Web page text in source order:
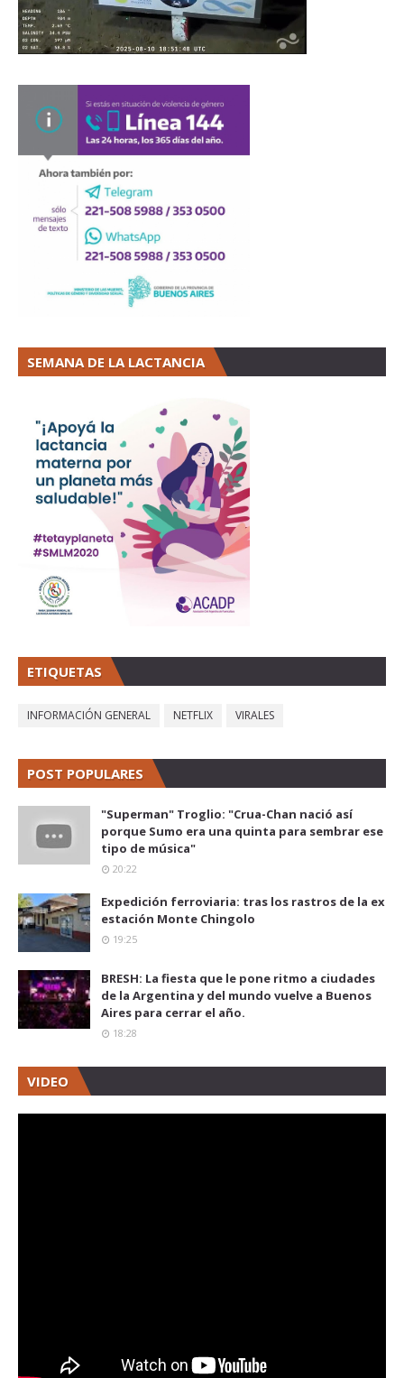
SEMANA DE LA LACTANCIA
ETIQUETAS
INFORMACIÓN GENERAL NETFLIX VIRALES
POST POPULARES
"Superman" Troglio: "Crua-Chan nació así
porque Sumo era una quinta para sembrar ese
tipo de música"
20:22
Expedición ferroviaria: tras los rastros de la ex
estación Monte Chingolo
19:25
BRESH: La fiesta que le pone ritmo a ciudades
de la Argentina y del mundo vuelve a Buenos
Aires para cerrar el año.
18:28
VIDEO